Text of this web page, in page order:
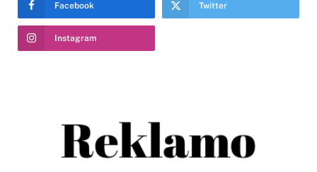
Facebook Twitter
Instagram